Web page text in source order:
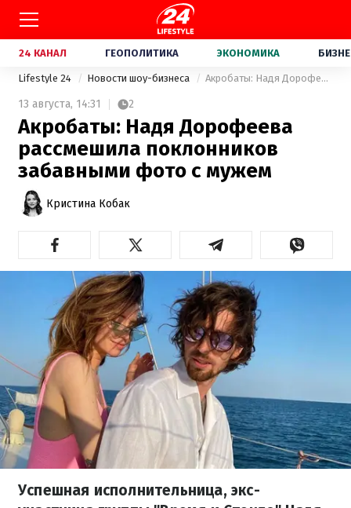
24 КАНАЛ ГЕОПОЛИТИКА ЭКОНОМИКА
Lifestyle 24 Новости шоу-бизнеса Акробаты: Надя Дорофеева рассмешила поклонников забавными фото с мужем
13 августа, 14:31 2
Акробаты: Надя Дорофеева
рассмешила поклонников
забавными фото с мужем
Кристина Кобак
Успешная исполнительница, экс-